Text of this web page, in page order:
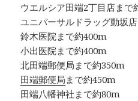
ウエルシア田端2丁目店まで
ユニバーサルドラッグ動坂
鈴木医院まで約400m
小出医院まで約400m
北田端郵便局まで約350m
田端郵便局 まで約450m
田端八幡神社まで約80m